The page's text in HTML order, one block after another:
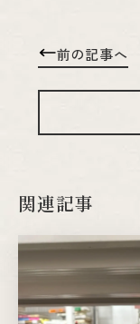
前の記事へ
関連記事